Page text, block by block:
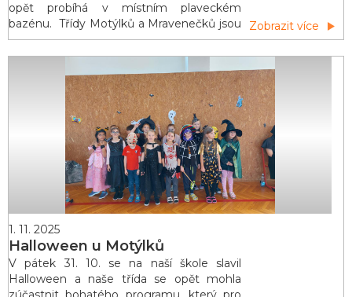
opět probíhá v místním plaveckém
bazénu. Třídy Motýlků a Mravenečků jsou
rozděleny na tři týmy a pod vedením
zkušených instruktorů si zdokonalují
techniku plavání a zkouší různé plavecké
styly. Závěrečné minuty každé lekce si
děti užívaj&iacut
Zobrazit více
1. 11. 2025
Halloween u Motýlků
V pátek 31. 10. se na naší škole slavil
Halloween a naše třída se opět mohla